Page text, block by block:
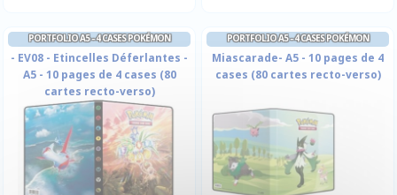
PORTFOLIO A5 - 4 CASES POKÉMON
- EV08 - Etincelles Déferlantes -
A5 - 10 pages de 4 cases (80
cartes recto-verso)
PORTFOLIO A5 - 4 CASES POKÉMON
Miascarade- A5 - 10 pages de 4
cases (80 cartes recto-verso)